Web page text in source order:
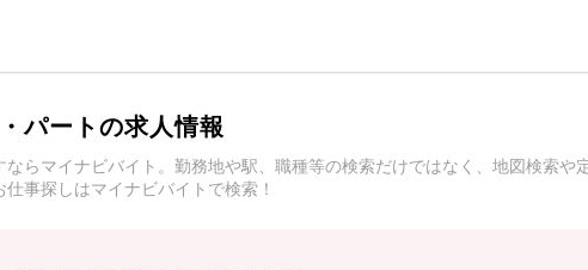
パートの求人情報
らマイナビバイト。勤務地や駅、職種等の検索だけではなく、地図検索や
事探しはマイナビバイトで検索！